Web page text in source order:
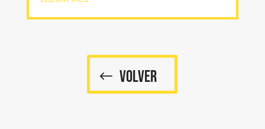
VOLVER